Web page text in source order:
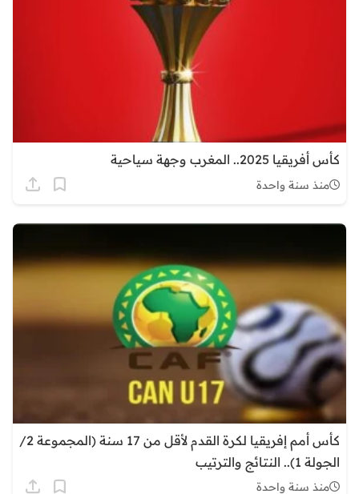
كأس أفريقيا 2025.. المغرب وجهة سياحية
منذ سنة واحدة
كأس أمم إفريقيا لكرة القدم لأقل من 17 سنة (المجموعة 2/
الجولة 1).. النتائج والترتيب
منذ سنة واحدة